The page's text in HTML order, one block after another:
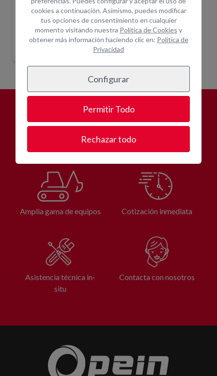
TRACTOR ELECTRICO
Indique ubicación
TRACTOR ELECTRICO
Indique ubicación
precios
¿POR QUÉALQUILAR CON
Amplia gama de equipos Cotización inmediata
Asistencia técnica in-
situ
Contacta con nosotros
cookies a continuación. Asimismo, puedes modificar
tus opciones de consentimiento en cualquier
momento visitando nuestra Política de Cookies y
obtener más información haciendo clic en: Política de
Privacidad
Configurar
Permitir Todo
Rechazar todo